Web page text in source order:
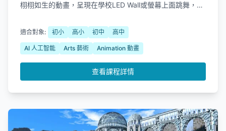
栩栩如生的動畫，呈現在學校LED Wall或螢幕上面跳舞，讓
適合對象: 初小 高小 初中 高中
AI 人工智能 Arts 藝術 Animation 動畫
查看課程詳情